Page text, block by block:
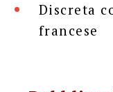
Discreta
francese